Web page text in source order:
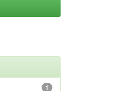
1